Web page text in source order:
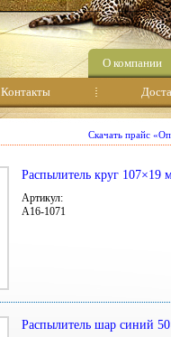
О компании
Контакты
Скачать прайс
Распылитель круг 107×19
Артикул:
A16-1071
Распылитель шар синий